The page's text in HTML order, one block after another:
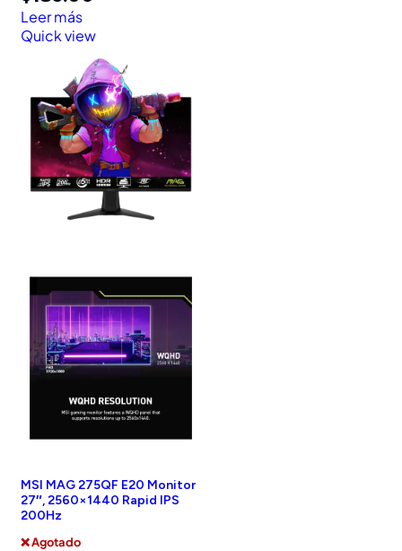
Leer más
Quick view
MSI MAG 275QF E20 Monitor
27″, 2560×1440 Rapid IPS
200Hz
❌ Agotado